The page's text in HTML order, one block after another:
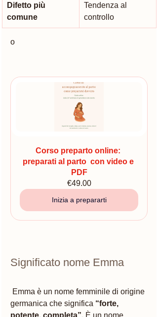
Difetto più
comune
Tendenza al
controllo
o
Corso preparto online:
preparati al parto  con video e
PDF
€49.00
Inizia a prepararti
Significato nome Emma
germanica che significa “forte,
potente, completa”. È un nome